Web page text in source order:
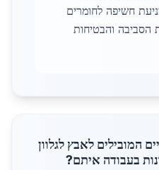
חשיפה לחומרים
הסביבה והבטיחות
המובילים לאבץ לגלוון
בעבודה איתם?